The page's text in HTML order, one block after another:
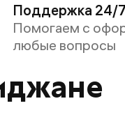
Поддержка 24/7
Помогаем с
любые вопросы